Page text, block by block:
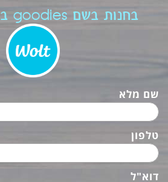
בחנות בשם goodies ביאליק רמת גן
שם מלא
טלפון
דוא"ל